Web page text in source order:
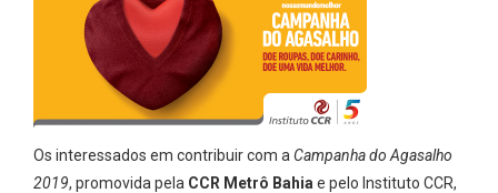
Os interessados em contribuir com a Campanha do Agasalho
2019, promovida pela CCR Metrô Bahia e pelo Instituto CCR,